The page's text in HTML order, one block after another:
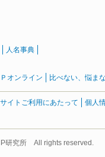
人名事典
オンライン 比べない、悩ま
イトご利用にあたって 個人
研究所 All rights reserved.